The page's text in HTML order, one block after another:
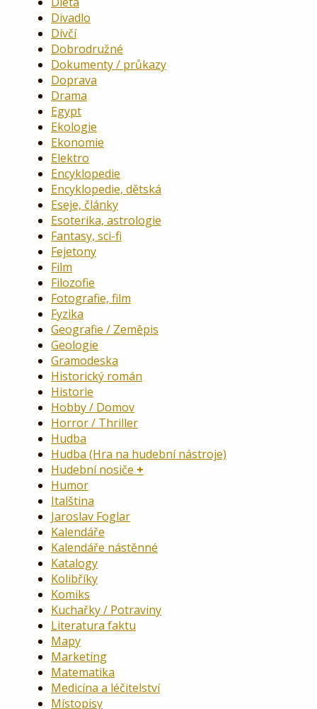
Divadlo
Dívčí
Dobrodružné
Dokumenty / průkazy
Doprava
Drama
Egypt
Ekologie
Ekonomie
Elektro
Encyklopedie
Encyklopedie, dětská
Eseje, články
Esoterika, astrologie
Fantasy, sci-fi
Fejetony
Film
Filozofie
Fotografie, film
Fyzika
Geografie / Zeměpis
Geologie
Gramodeska
Historický román
Historie
Hobby / Domov
Horror / Thriller
Hudba
Hudba (Hra na hudební nástroje)
Hudební nosiče
Humor
Italština
Jaroslav Foglar
Kalendáře
Kalendáře nástěnné
Katalogy
Kolibříky
Komiks
Kuchařky / Potraviny
Literatura faktu
Mapy
Marketing
Matematika
Medicína a léčitelství
Místopisy